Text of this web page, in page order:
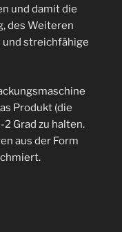
und damit die
des Weiteren
streichfähige
Produkt (die
Grad zu halten.
aus der Form